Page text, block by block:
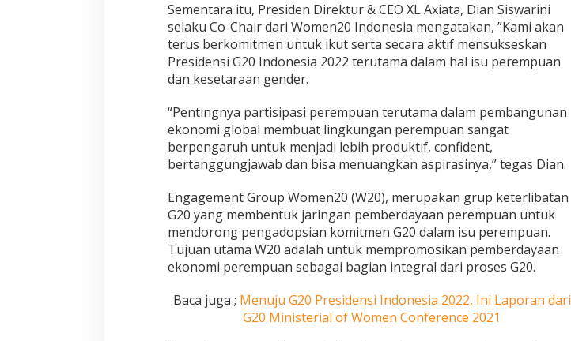
Sementara itu, Presiden Direktur & CEO XL Axiata, Dian Siswarini
selaku Co-Chair dari Women20 Indonesia mengatakan, ”Kami akan
terus berkomitmen untuk ikut serta secara aktif mensukseskan
Presidensi G20 Indonesia 2022 terutama dalam hal isu perempuan
dan kesetaraan gender.
“Pentingnya partisipasi perempuan terutama dalam pembangunan
ekonomi global membuat lingkungan perempuan sangat
berpengaruh untuk menjadi lebih produktif, confident,
bertanggungjawab dan bisa menuangkan aspirasinya,” tegas Dian.
Engagement Group Women20 (W20), merupakan grup keterlibatan
G20 yang membentuk jaringan pemberdayaan perempuan untuk
mendorong pengadopsian komitmen G20 dalam isu perempuan.
Tujuan utama W20 adalah untuk mempromosikan pemberdayaan
ekonomi perempuan sebagai bagian integral dari proses G20.
Baca juga ; Menuju G20 Presidensi Indonesia 2022, Ini Laporan dari
G20 Ministerial of Women Conference 2021